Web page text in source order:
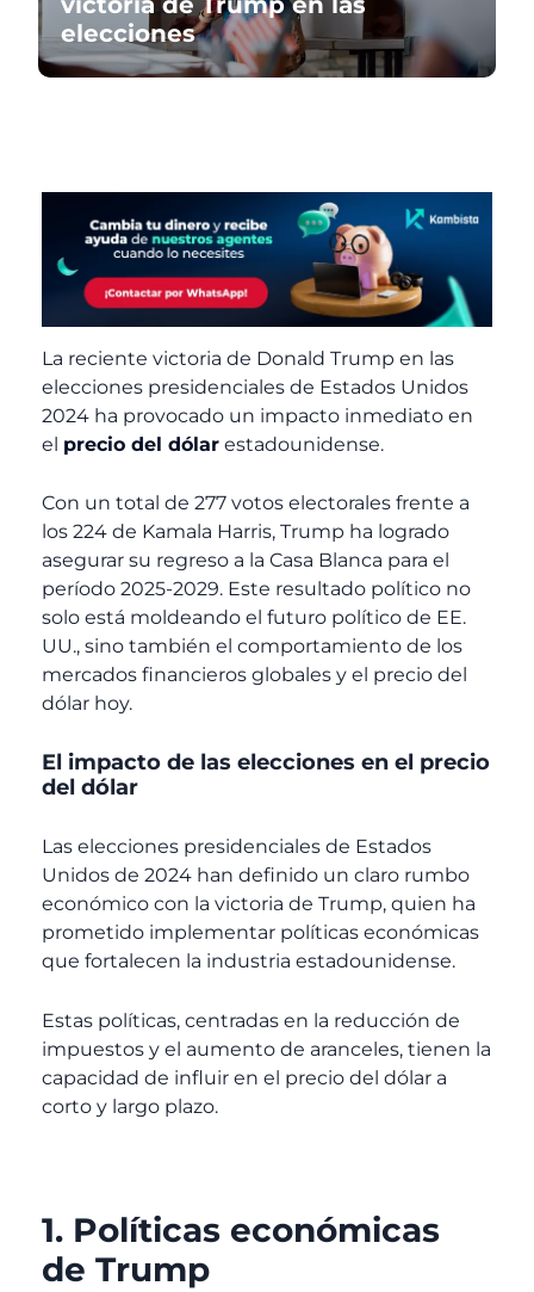
elecciones
La reciente victoria de Donald Trump en las
elecciones presidenciales de Estados Unidos
2024 ha provocado un impacto inmediato en
el precio del dólar estadounidense.
Con un total de 277 votos electorales frente a
los 224 de Kamala Harris, Trump ha logrado
asegurar su regreso a la Casa Blanca para el
período 2025-2029. Este resultado político no
solo está moldeando el futuro político de EE.
UU., sino también el comportamiento de los
mercados financieros globales y el precio del
dólar hoy.
El impacto de las elecciones en el precio
del dólar
Las elecciones presidenciales de Estados
Unidos de 2024 han definido un claro rumbo
económico con la victoria de Trump, quien ha
prometido implementar políticas económicas
que fortalecen la industria estadounidense.
Estas políticas, centradas en la reducción de
impuestos y el aumento de aranceles, tienen la
capacidad de influir en el precio del dólar a
corto y largo plazo.
1. Políticas económicas
de Trump